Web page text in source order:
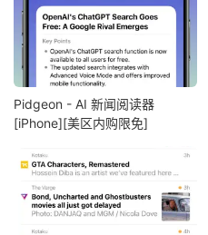
Pidgeon - AI 新闻阅读器
[iPhone][美区内购限免]